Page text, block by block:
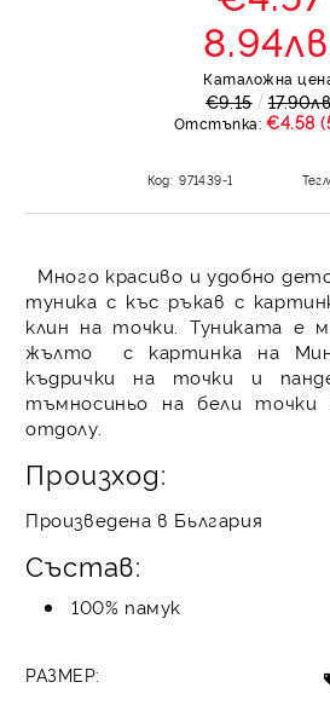
Каталожна
€9.15
Отстъпка: €4.58
Код: 971439-1
Много красиво и удобно
туника с къс ръкав с
клин на точки. Туниката е
жълто с картинка на
къдрички на точки и
тъмносиньо на бели точки
отдолу.
Произход:
Произведена в Бьлгария
Състав:
100% памук
РАЗМЕР: